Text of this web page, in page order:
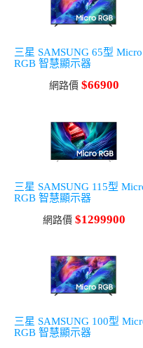
三星 SAMSUNG 65型 Micro
RGB 智慧顯示器
網路價 $66900
三星 SAMSUNG 115型
RGB 智慧顯示器
網路價 $1299900
三星 SAMSUNG 100型
RGB 智慧顯示器